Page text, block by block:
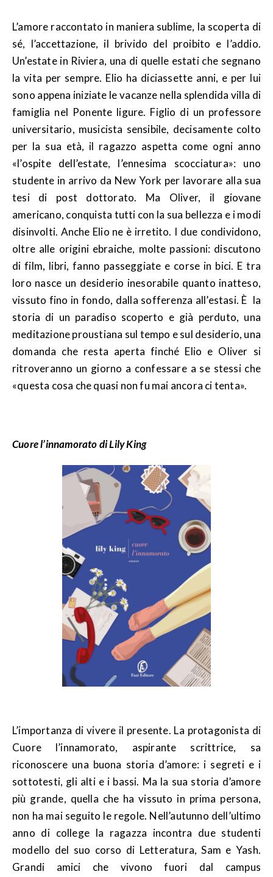
L’amore raccontato in maniera sublime, la scoperta di
sé, l’accettazione, il brivido del proibito e l’addio.
Un’estate in Riviera, una di quelle estati che segnano
la vita per sempre. Elio ha diciassette anni, e per lui
sono appena iniziate le vacanze nella splendida villa di
famiglia nel Ponente ligure. Figlio di un professore
universitario, musicista sensibile, decisamente colto
per la sua età, il ragazzo aspetta come ogni anno
«l’ospite dell’estate, l’ennesima scocciatura»: uno
studente in arrivo da New York per lavorare alla sua
tesi di post dottorato. Ma Oliver, il giovane
americano, conquista tutti con la sua bellezza e i modi
disinvolti. Anche Elio ne è irretito. I due condividono,
oltre alle origini ebraiche, molte passioni: discutono
di film, libri, fanno passeggiate e corse in bici. E tra
loro nasce un desiderio inesorabile quanto inatteso,
vissuto fino in fondo, dalla sofferenza all’estasi. È la
storia di un paradiso scoperto e già perduto, una
meditazione proustiana sul tempo e sul desiderio, una
domanda che resta aperta finché Elio e Oliver si
ritroveranno un giorno a confessare a se stessi che
«questa cosa che quasi non fu mai ancora ci tenta».
Cuore l’innamorato di Lily King
L’importanza di vivere il presente. La protagonista di
Cuore l’innamorato, aspirante scrittrice, sa
riconoscere una buona storia d’amore: i segreti e i
sottotesti, gli alti e i bassi. Ma la sua storia d’amore
più grande, quella che ha vissuto in prima persona,
non ha mai seguito le regole. Nell’autunno dell’ultimo
anno di college la ragazza incontra due studenti
modello del suo corso di Letteratura, Sam e Yash.
Grandi amici che vivono fuori dal campus